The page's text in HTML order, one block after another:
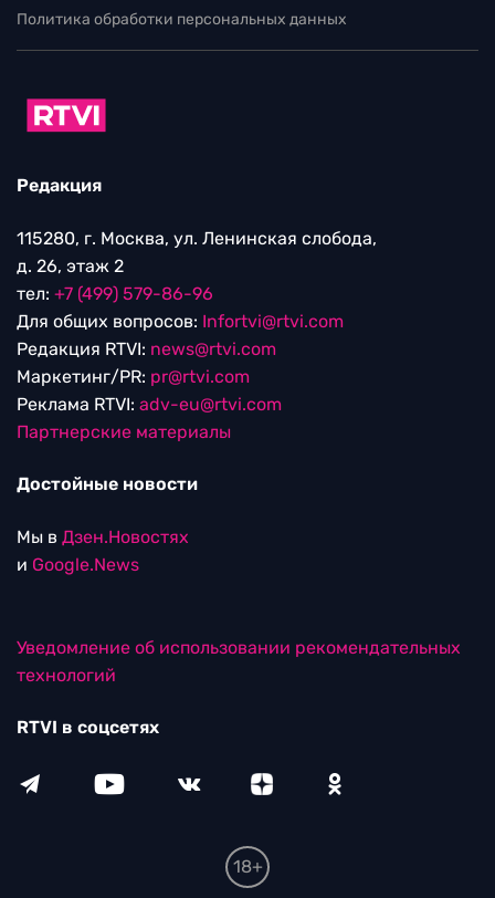
Политика обработки персональных данных
Редакция
115280, г. Москва, ул. Ленинская слобода,
д. 26, этаж 2
тел: +7 (499) 579-86-96
Для общих вопросов: Infortvi@rtvi.com
Редакция RTVI: news@rtvi.com
Маркетинг/PR: pr@rtvi.com
Реклама RTVI: adv-eu@rtvi.com
Партнерские материалы
Достойные новости
Мы в Дзен.Новостях
и Google.News
Уведомление об использовании рекомендательных
технологий
RTVI в соцсетях
18+